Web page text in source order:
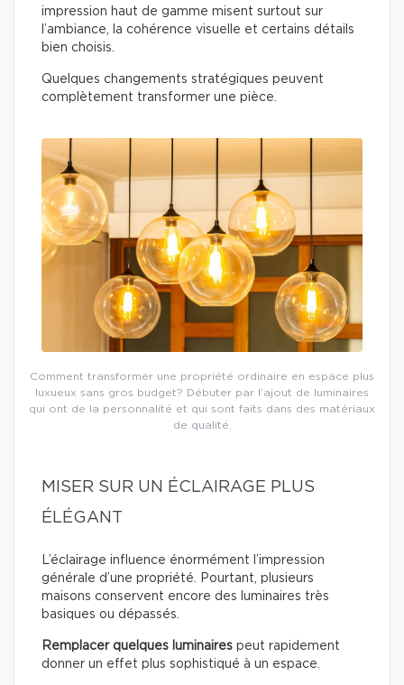
impression haut de gamme misent surtout sur
l’ambiance, la cohérence visuelle et certains détails
bien choisis.
Quelques changements stratégiques peuvent
complètement transformer une pièce.
Comment transformer une propriété ordinaire en espace plus
luxueux sans gros budget? Débuter par l’ajout de luminaires
qui ont de la personnalité et qui sont faits dans des matériaux
de qualité.
MISER SUR UN ÉCLAIRAGE PLUS
ÉLÉGANT
L’éclairage influence énormément l’impression
générale d’une propriété. Pourtant, plusieurs
maisons conservent encore des luminaires très
basiques ou dépassés.
Remplacer quelques luminaires peut rapidement
donner un effet plus sophistiqué à un espace.